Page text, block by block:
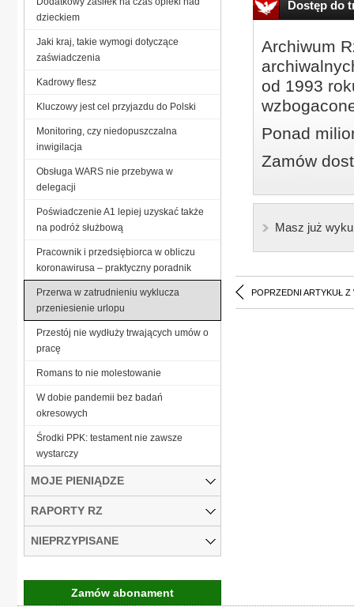
Dostęp do
Archiwum
od 1993
Ponad
Zamów
Masz już
POPRZEDNI ARTYKUŁ Z
dzieckiem
Jaki kraj, takie wymogi dotyczące
zaświadczenia
Kadrowy flesz
Kluczowy jest cel przyjazdu do Polski
Monitoring, czy niedopuszczalna
inwigilacja
Obsługa WARS nie przebywa w
delegacji
Poświadczenie A1 lepiej uzyskać także
na podróż służbową
Pracownik i przedsiębiorca w obliczu
koronawirusa – praktyczny poradnik
Przerwa w zatrudnieniu wyklucza
przeniesienie urlopu
Przestój nie wydłuży trwających umów o
pracę
Romans to nie molestowanie
W dobie pandemii bez badań
okresowych
Środki PPK: testament nie zawsze
wystarczy
MOJE PIENIĄDZE
RAPORTY RZ
NIEPRZYPISANE
Zamów abonament